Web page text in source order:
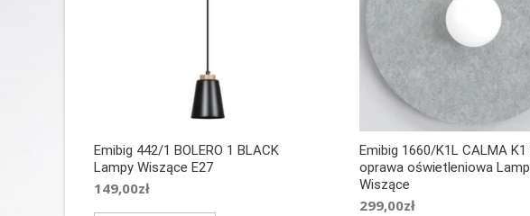
Emibig 442/1 BOLERO 1 BLACK
Lampy Wiszące E27
149,00zł
Emibig 1660/K1L CALMA K1
oprawa oświetleniowa
Wiszące
299,00zł